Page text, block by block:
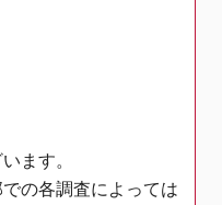
ます。
の各調査によっては